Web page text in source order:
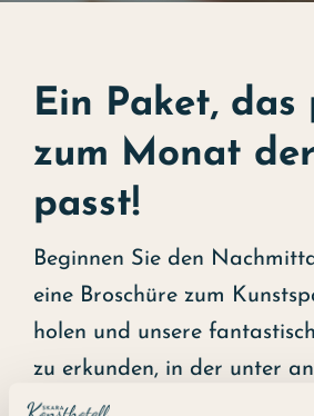
Ein Paket, das
zum Monat
passt!
Beginnen Sie den
eine Broschüre zum
holen und unsere
zu erkunden, in der unter
von Anders Zorn und Carl